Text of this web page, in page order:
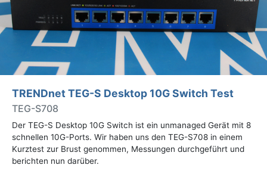
TRENDnet TEG-S Desktop 10G Switch Test
TEG-S708
Der TEG-S Desktop 10G Switch ist ein unmanaged Gerät mit 8
schnellen 10G-Ports. Wir haben uns den TEG-S708 in einem
Kurztest zur Brust genommen, Messungen durchgeführt und
berichten nun darüber.